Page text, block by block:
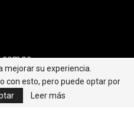
mejorar su experiencia.
con esto, pero puede optar por
Leer más